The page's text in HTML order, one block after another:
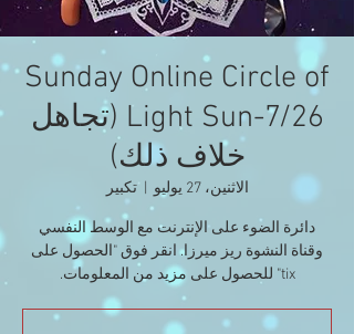
Sunday Online Circle of
Light Sun-7/26 (تجاهل
خلاف ذلك)
الاثنين، 27 يوليو
  |
تكبير
دائرة الضوء على الإنترنت مع الوسط النفسي
وقناة النشوة ريز ميرزا. انقر فوق "الحصول على
tix" للحصول على مزيد من المعلومات.